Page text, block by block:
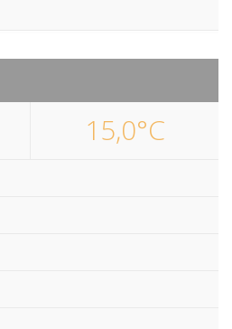
15,0°C